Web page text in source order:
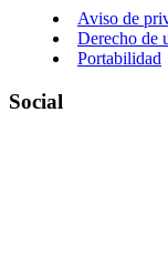
Aviso de
Derecho de
Portabilidad
Social